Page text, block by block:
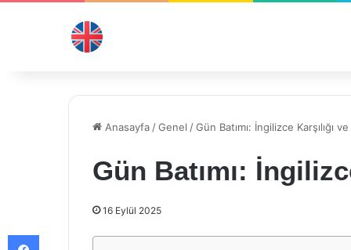
Anasayfa /Genel /Gün Batımı: İngilizce Karşılığı ve
Gün Batımı:
16 Eylül 2025
Facebook